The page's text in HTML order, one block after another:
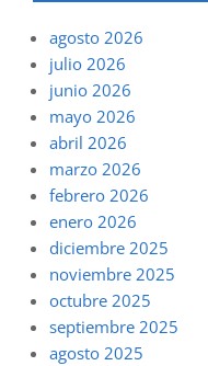
agosto 2026
julio 2026
junio 2026
mayo 2026
abril 2026
marzo 2026
febrero 2026
enero 2026
diciembre 2025
noviembre 2025
octubre 2025
septiembre 2025
agosto 2025